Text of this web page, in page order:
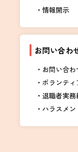
情報開示
お問い合わ
お問い合
ボランテ
退職者実
ハラスメ